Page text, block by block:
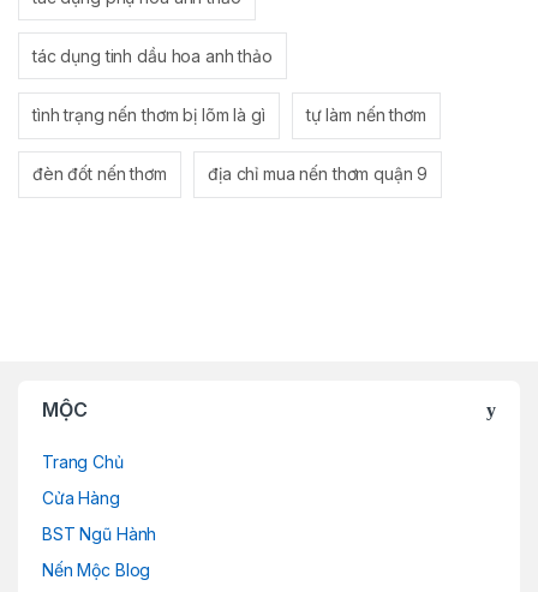
tác dụng tinh dầu hoa anh thảo
tình trạng nến thơm bị lõm là gì tự làm nến thơm
đèn đốt nến thơm địa chỉ mua nến thơm quận 9
MỘC
Trang Chủ
Cửa Hàng
BST Ngũ Hành
Nến Mộc Blog